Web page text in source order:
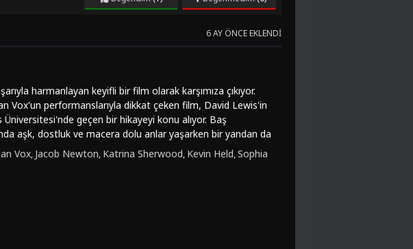
6 AY ÖNCE EKLENDI
harmanlayan keyifli bir film olarak karşımıza çıkıyor.
Vox'un performanslarıyla dikkat çeken film, David Lewis'in
geçen bir hikayeyi konu alıyor. Baş
aşk, dostluk ve macera dolu anlar yaşarken bir yandan da
keşfeder ve bu gerçeği kabullenmesiyle birlikte kendini
tanıklık ederken kendi ilişkilerinde de farklı zorluklarla
ve samimi atmosferi, karakterler arasındaki derin ilişkilerin
Vox, Jacob Newton, Katrina Sherwood, Kevin Held,Sophia